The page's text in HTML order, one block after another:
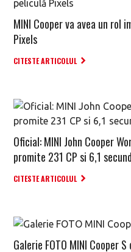
MINI Cooper va avea un
Pixels
CITESTE ARTICOLUL
Oficial: MINI John Cooper
promite 231 CP si 6,1
CITESTE ARTICOLUL
Galerie FOTO MINI Cooper